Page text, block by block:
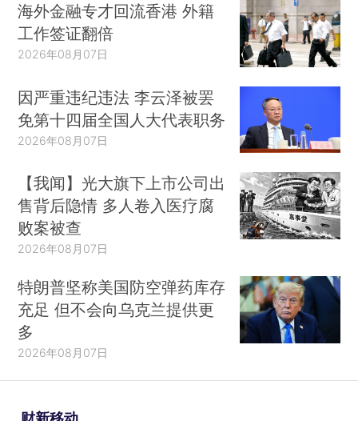
海外金融专才回流香港 外籍
工作签证翻倍
2026年08月07日
因严重违纪违法 李云泽被罢
免第十四届全国人大代表职务
2026年08月07日
【我闻】光大旗下上市公司出
售背后隐情 多人卷入医疗腐
败案被查
2026年08月07日
特朗普坚称美国防空弹药库存
充足 但不会向乌克兰提供更
多
2026年08月07日